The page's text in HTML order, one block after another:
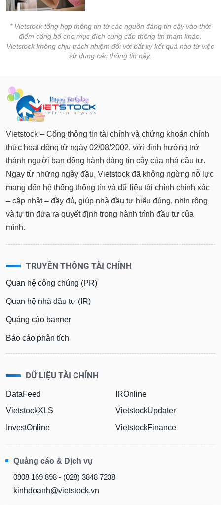
* Vietstock tổng hợp thông tin từ các nguồn đáng tin cậy vào thời
điểm công bố cho mục đích cung cấp thông tin tham khảo.
Vietstock không chịu trách nhiệm đối với bất kỳ kết quả nào từ việc
sử dụng các thông tin này.
Vietstock – Cổng thông tin tài chính và chứng khoán chính
thức hoạt động từ ngày 02/08/2002, với định hướng trở
thành người bạn đồng hành đáng tin cậy của nhà đầu tư.
Ngay từ những ngày đầu, Vietstock đã không ngừng nỗ lực
mang đến hệ thống thông tin và dữ liệu tài chính chính xác
– cập nhật – đầy đủ, giúp nhà đầu tư hiểu đúng, nhìn rộng
và tự tin đưa ra quyết định trong hành trình đầu tư của
mình.
TRUYỀN THÔNG TÀI CHÍNH
Quan hệ công chúng (PR)
Quan hệ nhà đầu tư (IR)
Quảng cáo banner
Báo cáo phân tích
DỮ LIỆU TÀI CHÍNH
DataFeed
VietstockXLS
InvestOnline
IROnline
VietstockUpdater
VietstockFinance
Quảng cáo & Dịch vụ
0908 169 898 - (028) 3848 7238
kinhdoanh@vietstock.vn